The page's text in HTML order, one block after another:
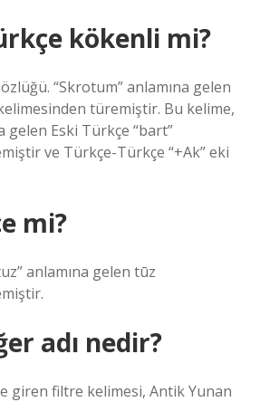
kökenli mi?
“Skrotum” anlamına gelen
türemiştir. Bu kelime,
gelen Eski Türkçe “bart”
ve Türkçe-Türkçe “+Ak” eki
mi?
anlamına gelen tūz
adı nedir?
giren filtre kelimesi, Antik Yunan